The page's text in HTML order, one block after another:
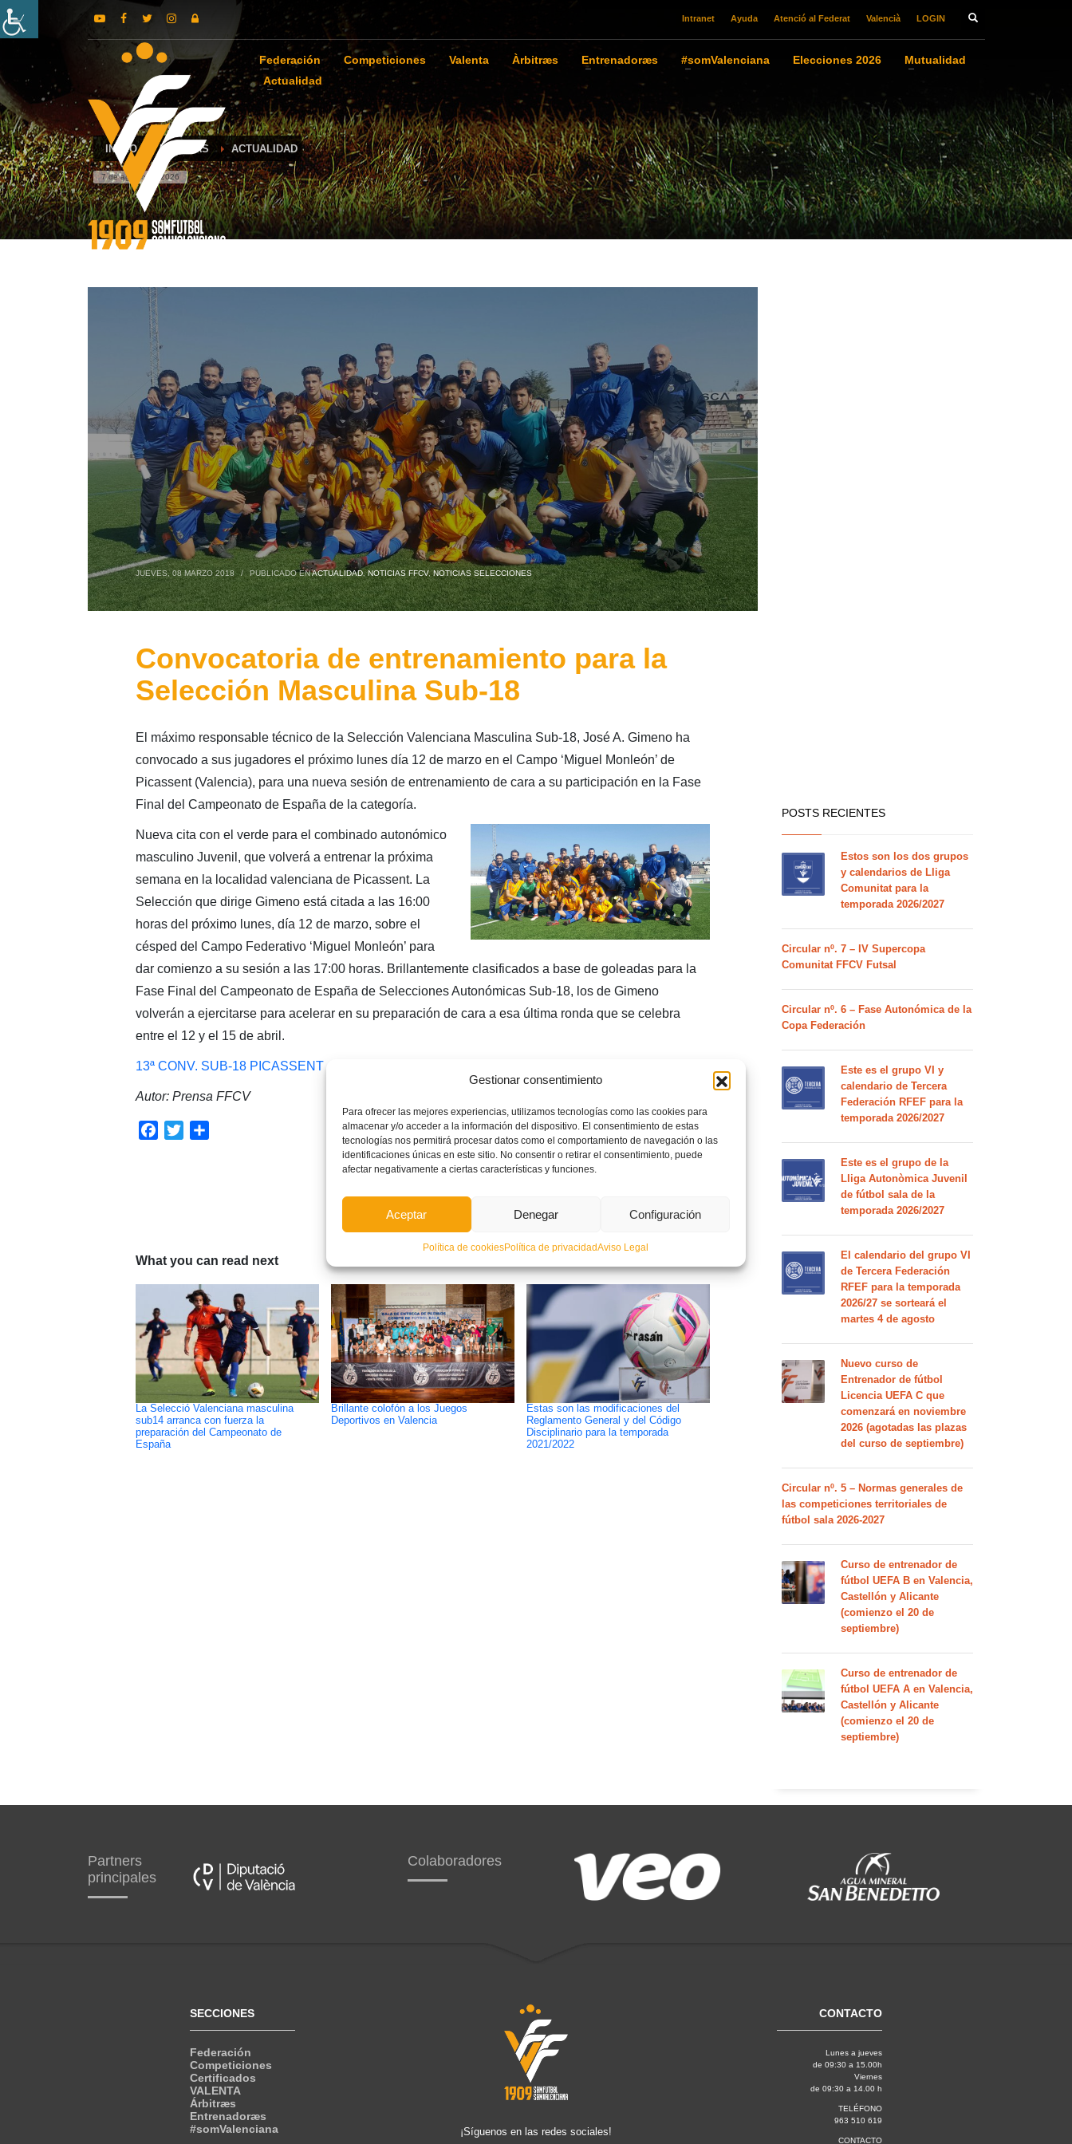
Gestionar consentimiento
Para ofrecer las mejores experiencias, utilizamos tecnologías como las cookies para
almacenar y/o acceder a la información del dispositivo. El consentimiento de estas
tecnologías nos permitirá procesar datos como el comportamiento de navegación o las
identificaciones únicas en este sitio. No consentir o retirar el consentimiento, puede
afectar negativamente a ciertas características y funciones.
Aceptar Denegar Configuración
Política de cookiesPolítica de privacidadAviso Legal
Intranet Ayuda Atenció al Federat Valencià LOGIN
Federación Competiciones Valenta Àrbitræs Entrenadoræs #somValenciana Elecciones 2026
Mutualidad
Actualidad
INICIO NOTICIAS ACTUALIDAD
7 de agosto de 2026
JUEVES, 08 MARZO 2018 / PUBLICADO ENACTUALIDAD,NOTICIAS FFCV,NOTICIAS SELECCIONES
Convocatoria de entrenamiento para la
Selección Masculina Sub-18
El máximo responsable técnico de la Selección Valenciana Masculina Sub-18, José A. Gimeno ha
convocado a sus jugadores el próximo lunes día 12 de marzo en el Campo ‘Miguel Monleón’ de
Picassent (Valencia), para una nueva sesión de entrenamiento de cara a su participación en la Fase
Final del Campeonato de España de la categoría.
Nueva cita con el verde para el combinado autonómico
masculino Juvenil, que volverá a entrenar la próxima
semana en la localidad valenciana de Picassent. La
Selección que dirige Gimeno está citada a las 16:00
horas del próximo lunes, día 12 de marzo, sobre el
césped del Campo Federativo ‘Miguel Monleón’ para
dar comienzo a su sesión a las 17:00 horas. Brillantemente clasificados a base de goleadas para la
Fase Final del Campeonato de España de Selecciones Autonómicas Sub-18, los de Gimeno
volverán a ejercitarse para acelerar en su preparación de cara a esa última ronda que se celebra
entre el 12 y el 15 de abril.
13ª CONV. SUB-18 PICASSENT
Autor: Prensa FFCV
Facebook
Twitter
CONVOCATORIA
MIGUEL MONLEÓN,PICASSENT SELECCIÓN MASCULINA,SUB-18
What you can read next
La Selecció Valenciana masculina
sub14 arranca con fuerza la
preparación del Campeonato de
España
Brillante colofón a los Juegos
Deportivos en Valencia
Estas son las modificaciones del
Reglamento General y del Código
Disciplinario para la temporada
2021/2022
POSTS RECIENTES
Estos son los dos grupos
y calendarios de Lliga
Comunitat para la
temporada 2026/2027
Circular nº. 7 – IV Supercopa
Comunitat FFCV Futsal
Circular nº. 6 – Fase Autonómica de la
Copa Federación
Este es el grupo VI y
calendario de Tercera
Federación RFEF para la
temporada 2026/2027
Este es el grupo de la
Lliga Autonòmica Juvenil
de fútbol sala de la
temporada 2026/2027
El calendario del grupo VI
de Tercera Federación
RFEF para la temporada
2026/27 se sorteará el
martes 4 de agosto
Nuevo curso de
Entrenador de fútbol
Licencia UEFA C que
comenzará en noviembre
2026 (agotadas las plazas
del curso de septiembre)
Circular nº. 5 – Normas generales de
las competiciones territoriales de
fútbol sala 2026-2027
Curso de entrenador de
fútbol UEFA B en Valencia,
Castellón y Alicante
(comienzo el 20 de
septiembre)
Curso de entrenador de
fútbol UEFA A en Valencia,
Castellón y Alicante
(comienzo el 20 de
septiembre)
Partners
principales
Colaboradores
SECCIONES
Federación
Competiciones
Certificados
VALENTA
Árbitræs
Entrenadoræs
#somValenciana
¡Síguenos en las redes sociales!
CONTACTO
Lunes a jueves
de 09:30 a 15.00h
Viernes
de 09:30 a 14.00 h
TELÉFONO
963 510 619
CONTACTO